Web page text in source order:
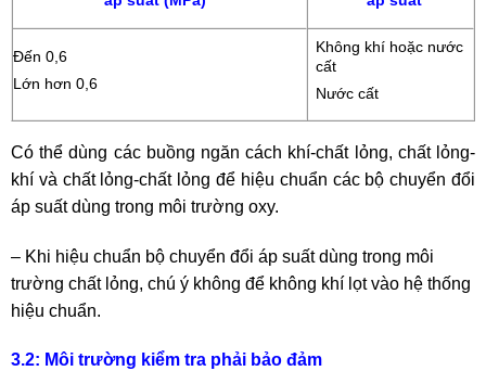
Đến 0,6
Lớn hơn 0,6
Không khí hoặc nước
cất
Nước cất
Có thể dùng các buồng ngăn cách khí-chất lỏng, chất lỏng-
khí và chất lỏng-chất lỏng để hiệu chuẩn các bộ chuyển đổi
áp suất dùng trong môi trường oxy.
– Khi hiệu chuẩn bộ chuyển đổi áp suất dùng trong môi
trường chất lỏng, chú ý không để không khí lọt vào hệ thống
hiệu chuẩn.
3.2: Môi trường kiểm tra phải bảo đảm